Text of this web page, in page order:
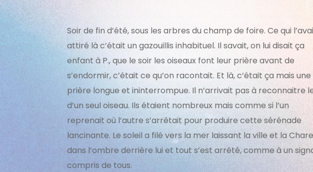
Soir de fin d’été, sous les arbres du champ de foire. Ce qui
attiré là c’était un gazouillis inhabituel. Il savait, on lui disait ça
enfant à P., que le soir les oiseaux font leur prière avant de
s’endormir, c’était ce qu’on racontait. Et là, c’était ça mais une
prière longue et ininterrompue. Il n’arrivait pas à reconnaitre
d’un seul oiseau. Ils étaient nombreux mais comme si l’un
reprenait où l’autre s’arrêtait pour produire cette sérénade
lancinante. Le soleil a filé vers la mer laissant la ville et la
dans l’ombre derrière lui et tout s’est arrêté, comme à un
compris de tous.